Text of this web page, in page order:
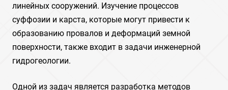
линейных сооружений. Изучение процессов
суффозии и карста, которые могут привести к
образованию провалов и деформаций земной
поверхности, также входит в задачи инженерной
гидрогеологии.
Одной из задач является разработка методов